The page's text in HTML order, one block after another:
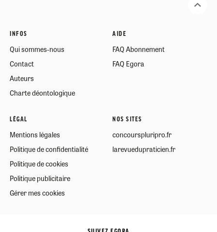
INFOS
Qui sommes-nous
Contact
Auteurs
Charte déontologique
AIDE
FAQ Abonnement
FAQ Egora
LÉGAL
Mentions légales
Politique de confidentialité
Politique de cookies
Politique publicitaire
Gérer mes cookies
NOS SITES
concourspluripro.fr
larevuedupraticien.fr